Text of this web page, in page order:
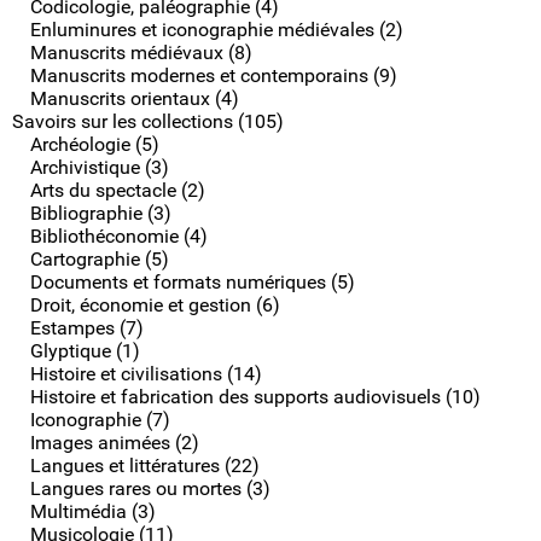
Codicologie, paléographie (4)
Enluminures et iconographie médiévales (2)
Manuscrits médiévaux (8)
Manuscrits modernes et contemporains (9)
Manuscrits orientaux (4)
Savoirs sur les collections (105)
Archéologie (5)
Archivistique (3)
Arts du spectacle (2)
Bibliographie (3)
Bibliothéconomie (4)
Cartographie (5)
Documents et formats numériques (5)
Droit, économie et gestion (6)
Estampes (7)
Glyptique (1)
Histoire et civilisations (14)
Histoire et fabrication des supports audiovisuels (10)
Iconographie (7)
Images animées (2)
Langues et littératures (22)
Langues rares ou mortes (3)
Multimédia (3)
Musicologie (11)